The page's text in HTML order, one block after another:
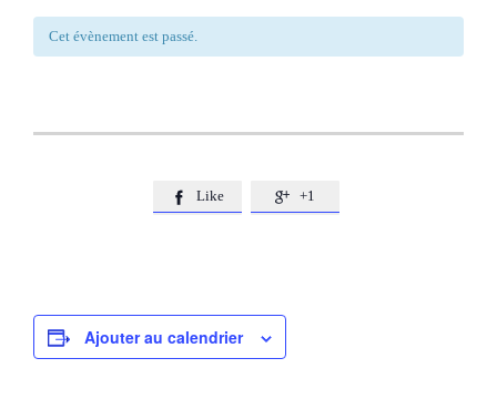
Cet évènement est passé.
 Like  +1
Ajouter au calendrier